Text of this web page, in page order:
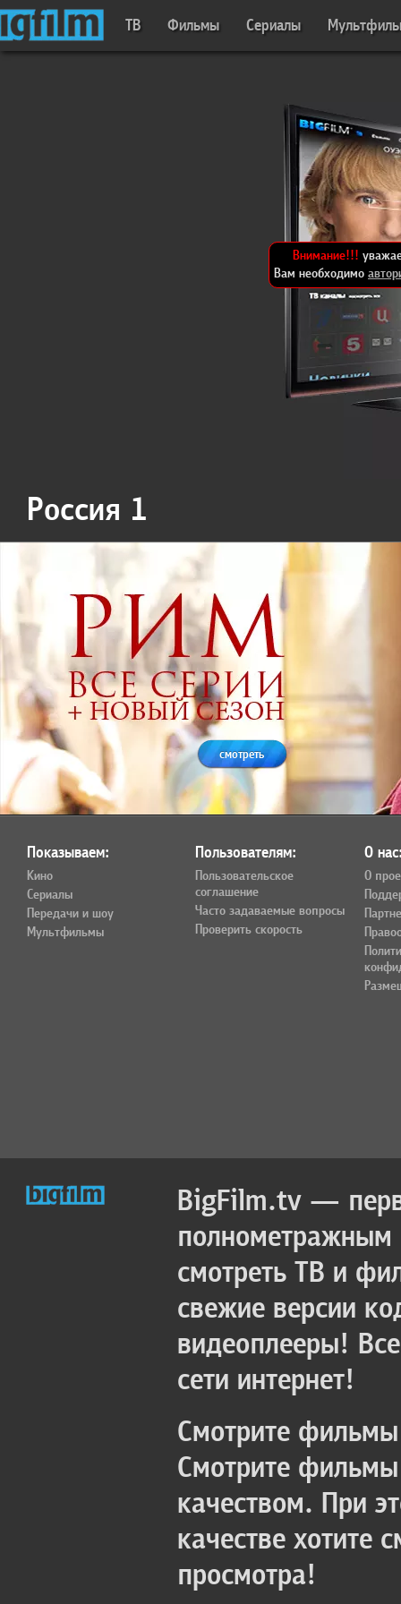
ТВ Фильмы Сериалы
Внимание!!!
Вам необходимо
Россия 1
смотреть
Показываем:
Кино
Сериалы
Передачи и шоу
Мультфильмы
Пользователям:
Пользовательское
соглашение
Часто задаваемые вопросы
Проверить скорость
О
О
BigFilm.tv —
полнометражным
смотреть ТВ и
свежие версии
видеоплееры!
сети интернет!
Смотрите
Смотрите
качеством. При
качестве хотите
просмотра!